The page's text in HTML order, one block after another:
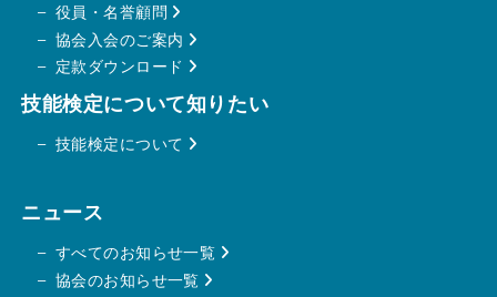
役員・名誉顧問
協会 入会のご案内
定款ダウンロード
技能検定について知りたい
技能検定について
ニュース
すべてのお知らせ一覧
協会のお知らせ一覧